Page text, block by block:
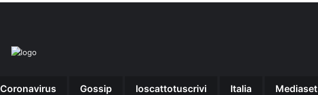
Coronavirus Gossip Ioscattotuscrivi Italia Mediaset